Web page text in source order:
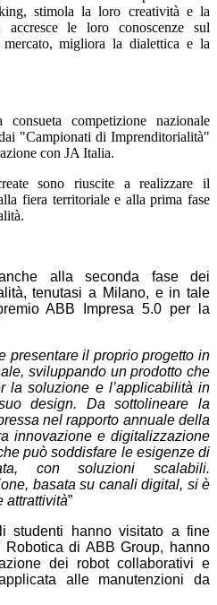
stimola la loro creatività e la
le loro conoscenze sul
migliora la dialettica e la
competizione nazionale
"Campionati di Imprenditorialità"
con JA Italia.
sono riuscite a realizzare il
fiera territoriale e alla prima fase
alla seconda fase dei
tenutasi a Milano, e in tale
ABB Impresa 5.0 per la
presentare il proprio progetto in
sviluppando un prodotto che
la soluzione e l’applicabilità in
design. Da sottolineare la
nel rapporto annuale della
innovazione e digitalizzazione
può soddisfare le esigenze di
con soluzioni scalabili.
basata su canali digital, si è
attrattività”
studenti hanno visitato a fine
di ABB Group, hanno
dei robot collaborativi e
alle manutenzioni da